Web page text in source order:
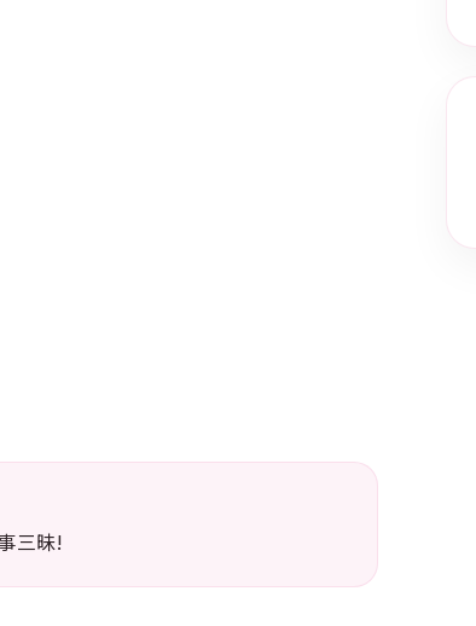
三昧!